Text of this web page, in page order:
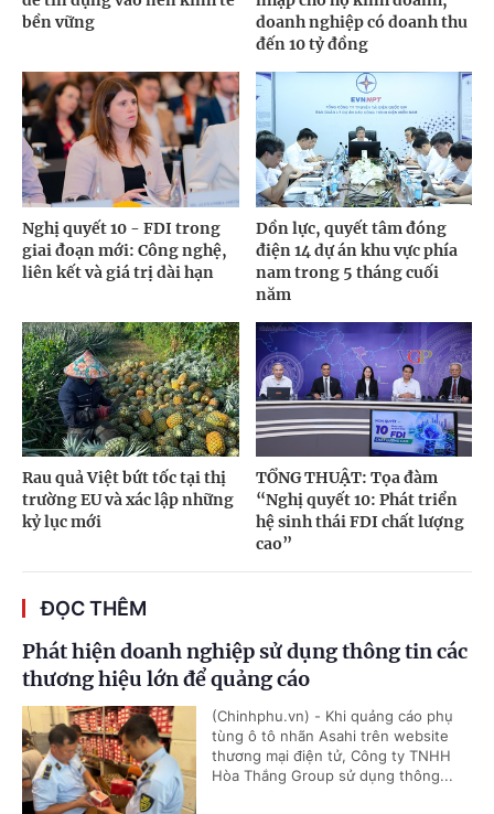
bền vững
doanh nghiệp có doanh thu
đến 10 tỷ đồng
Nghị quyết 10 - FDI trong
giai đoạn mới: Công nghệ,
liên kết và giá trị dài hạn
Dồn lực, quyết tâm đóng
điện 14 dự án khu vực phía
nam trong 5 tháng cuối
năm
Rau quả Việt bứt tốc tại thị
trường EU và xác lập những
kỷ lục mới
TỔNG THUẬT: Tọa đàm
“Nghị quyết 10: Phát triển
hệ sinh thái FDI chất lượng
cao”
ĐỌC THÊM
Phát hiện doanh nghiệp sử dụng thông tin các
thương hiệu lớn để quảng cáo
(Chinhphu.vn) - Khi quảng cáo phụ
tùng ô tô nhãn Asahi trên website
thương mại điện tử, Công ty TNHH
Hòa Thắng Group sử dụng thông...